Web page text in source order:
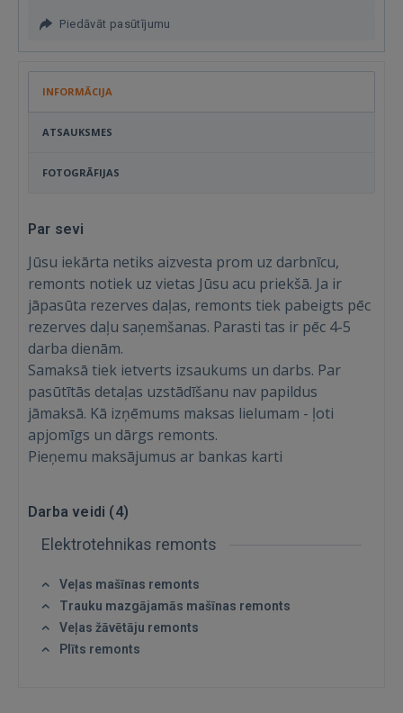
Ienākt
Aizmirsāt paroli?
FACEBOOK
Piedāvāt pasūtījumu
INFORMĀCIJA
ATSAUKSMES
FOTOGRĀFIJAS
Par sevi
Jūsu iekārta netiks aizvesta prom uz darbnīcu,
remonts notiek uz vietas Jūsu acu priekšā. Ja ir
jāpasūta rezerves daļas, remonts tiek pabeigts pēc
rezerves daļu saņemšanas. Parasti tas ir pēc 4-5
darba dienām.
Samaksā tiek ietverts izsaukums un darbs. Par
pasūtītās detaļas uzstādīšanu nav papildus
jāmaksā. Kā izņēmums maksas lielumam - ļoti
apjomīgs un dārgs remonts.
Pieņemu maksājumus ar bankas karti
Darba veidi (4)
Elektrotehnikas remonts
Veļas mašīnas remonts
Trauku mazgājamās mašīnas remonts
Veļas žāvētāju remonts
Plīts remonts